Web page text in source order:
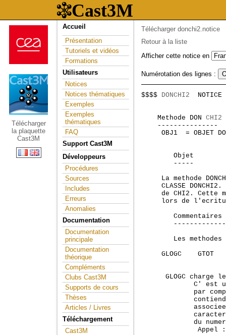
Télécharger
la plaquette
Cast3M
Accueil
Présentation
Tutoriels et vidéos
Formations
Utilisateurs
Notices
Notices thématiques
Exemples
Exemples
thématiques
FAQ
Support Cast3M
Développeurs
Procédures
Sources
Includes
Erreurs
Anomalies
Documentation
Documentation
principale
Documentation
théorique
Compléments
Clubs Cast3M
Supports de cours
Thèses
Articles / Livres
Téléchargement
Cast3M
Télécharger donchi2.notice
Retour à la liste
Afficher cette notice en
Numérotation des lignes :
$$$$ DONCHI2
    Methode DON
CHI2
OBJ1  = OBJET
        Objet
        -----
La methode
CLASSE DONCHI2.
de CHI2. Cette
lors de
        Commentaires
        -------------
Les methodes
GLOGC    GTOT
GLOGC charge
C' est
par
du
Appel